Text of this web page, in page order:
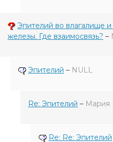
Эпителий во влагалище
железы. Где взаимосвязь? –
Эпителий – NULL
Re: Эпителий – Мария
Re: Re: Эпителий